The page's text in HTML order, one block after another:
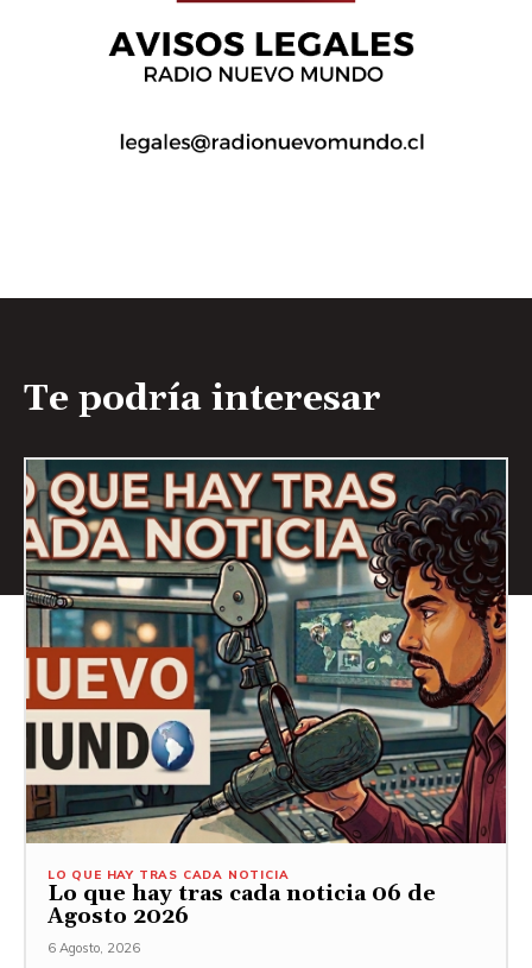
Te podría interesar
LO QUE HAY TRAS CADA NOTICIA
Lo que hay tras cada noticia 06 de
Agosto 2026
6 Agosto, 2026